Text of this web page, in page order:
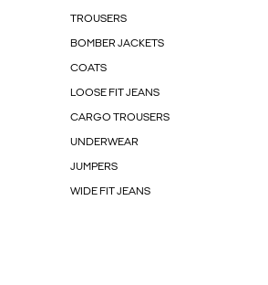
TROUSERS
BOMBER JACKETS
COATS
LOOSE FIT JEANS
CARGO TROUSERS
UNDERWEAR
JUMPERS
WIDE FIT JEANS